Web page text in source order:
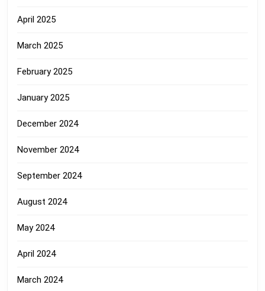
April 2025
March 2025
February 2025
January 2025
December 2024
November 2024
September 2024
August 2024
May 2024
April 2024
March 2024